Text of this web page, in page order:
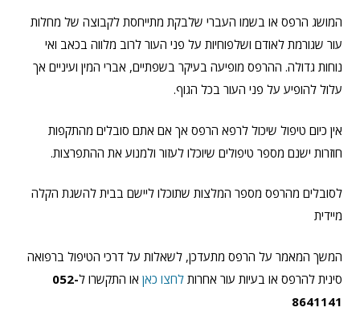
המושג הרפס או בשמו העברי שלבקת מתייחסת לקבוצה של מחלות
עור שגורמת לאודם ושלפוחיות על פני העור לרוב מלווה בכאב ואי
נוחות גדולה. ההרפס מופיעה בעיקר בשפתיים, אברי המין ועיניים אך
עלול להופיע על פני העור בכל הגוף.
אין כיום טיפול שיכול לרפא הרפס אך אם אתם סובלים מהתקפות
חוזרות ישנם מספר טיפולים שיוכלו לעזור ולמנוע את ההתפרצות.
לסובלים מהרפס מספר המלצות שתוכלו ליישם בבית להשגת הקלה
מיידית
המשך המאמר על הרפס מתעדכן, לשאלות על דרכי הטיפול ברפואה
סינית להרפס או בעיות עור אחרותלחצו כאן או התקשרו ל052-
8641141